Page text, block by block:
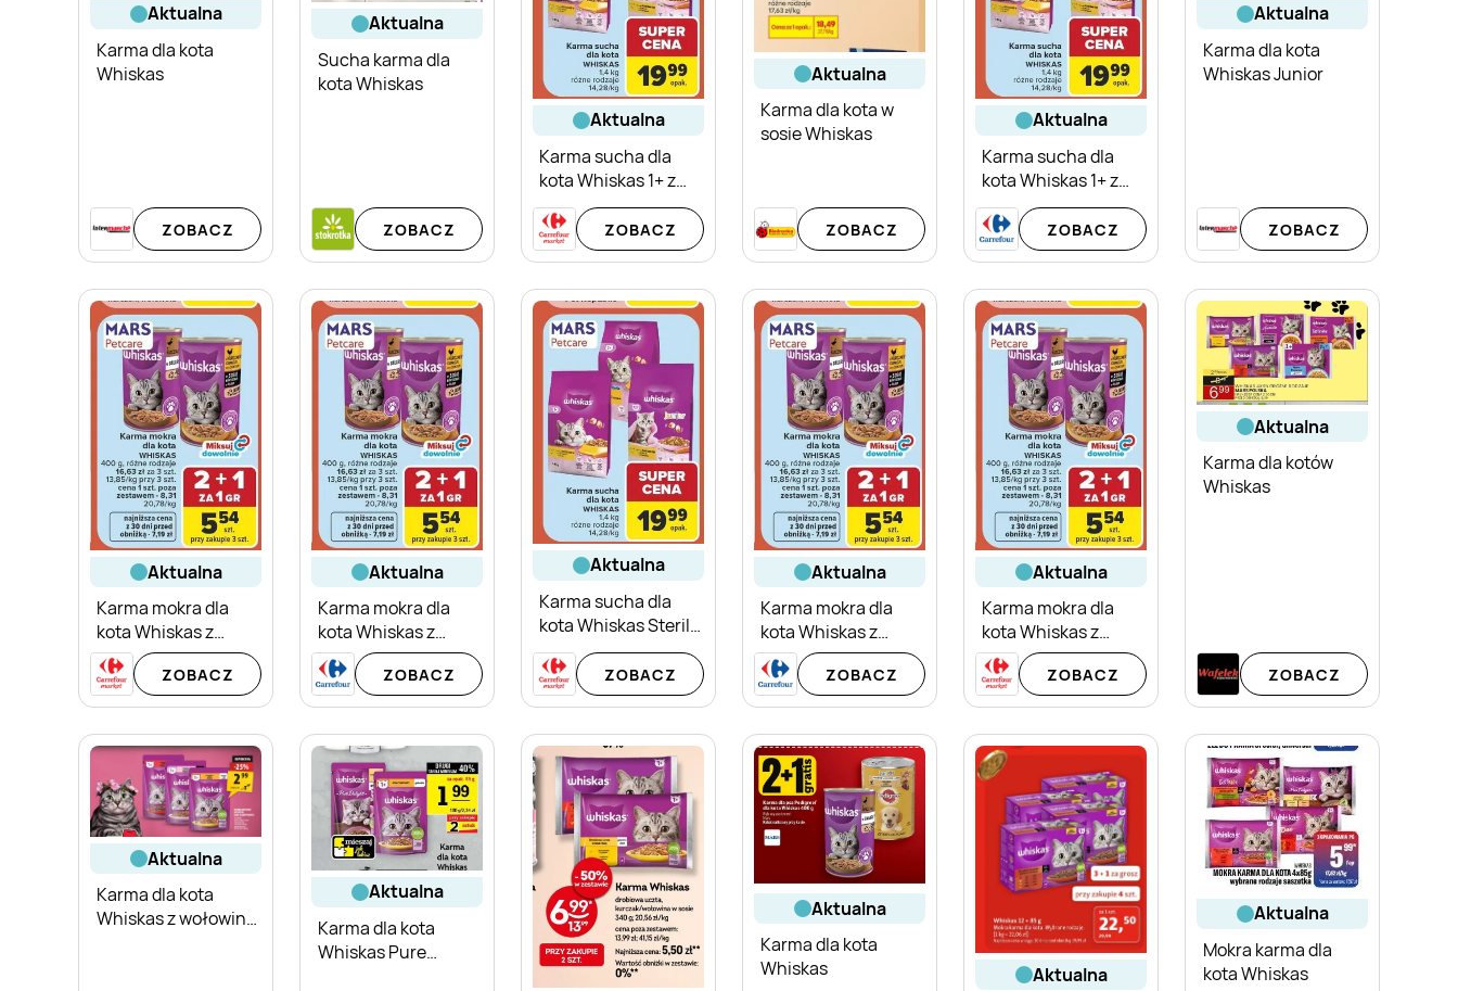
aktualna
Karma dla kota
Whiskas
ZOBACZ
aktualna
Sucha karma dla
kota Whiskas
ZOBACZ
aktualna
Karma sucha dla
kota Whiskas 1+ z
wołowiną
ZOBACZ
aktualna
Karma dla kota w
sosie Whiskas
ZOBACZ
aktualna
Karma sucha dla
kota Whiskas 1+ z
wołowiną
ZOBACZ
aktualna
Karma dla kota
Whiskas Junior
ZOBACZ
aktualna
Karma mokra dla
kota Whiskas z
kaczką w galaretce
ZOBACZ
aktualna
Karma mokra dla
kota Whiskas z
kaczką w galaretce
ZOBACZ
aktualna
Karma sucha dla
kota Whiskas Sterile
z kurczakiem
ZOBACZ
aktualna
Karma mokra dla
kota Whiskas z
kurczakiem w sosie
ZOBACZ
aktualna
Karma mokra dla
kota Whiskas z
kurczakiem w sosie
ZOBACZ
aktualna
Karma dla kotów
Whiskas
ZOBACZ
aktualna
Karma dla kota
Whiskas z wołowiną
aktualna
Karma dla kota
Whiskas Pure
aktualna
Karma dla kota
Whiskas
aktualna
aktualna
Mokra karma dla
kota Whiskas